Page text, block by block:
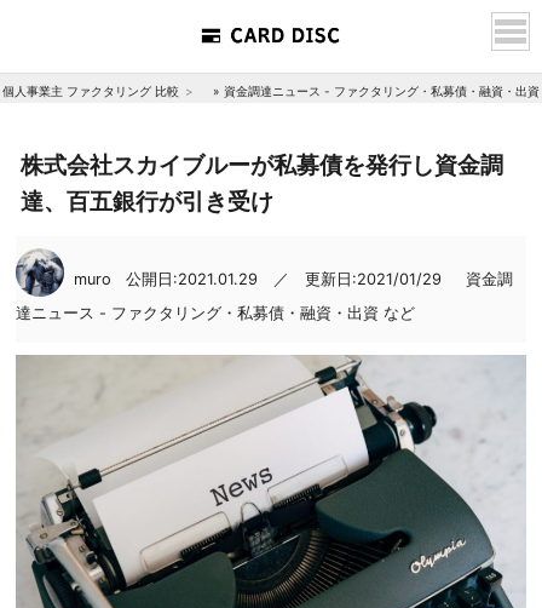
個人事業主 ファクタリング 比較 » 資金調達ニュース - ファクタリング・私募債・融資・出
株式会社スカイブルーが私募債を発行し資金調
達、百五銀行が引き受け
muro 公開日:2021.01.29 ／ 更新日:2021/01/29
資金調
達ニュース - ファクタリング・私募債・融資・出資 など